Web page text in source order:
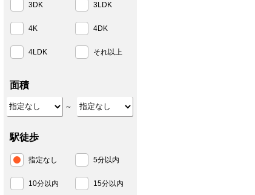
3DK 3LDK
4K 4DK
4LDK それ以上
面積
～
駅徒歩
指定なし 5分以内
10分以内 15分以内